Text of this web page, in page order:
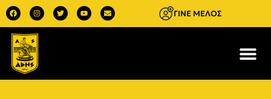
ΓΙΝΕ ΜΕΛΟΣ